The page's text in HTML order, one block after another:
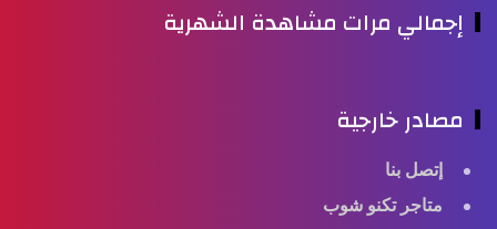
إجمالي مرات مشاهدة الشهرية
مصادر خارجية
إتصل بنا
متاجر تكنو شوب